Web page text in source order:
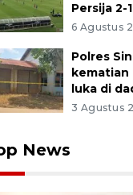
Persija 2-1
6 Agustus
Polres
kematian
luka di
3 Agustus
News